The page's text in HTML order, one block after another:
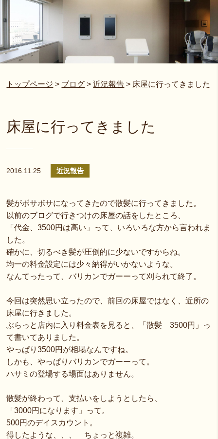
トップページ > ブログ >近況報告 > 床屋に行ってきました
床屋に行ってきました
2016.11.25 近況報告
髪がボサボサになってきたので散髪に行ってきました。
以前のブログで行きつけの床屋の話をしたところ、
「代金、3500円は高い」って、いろいろな方から言われま
した。
確かに、切るべき髪が圧倒的に少ないですからね。
均一の料金設定には少々納得がいかないような。
なんてったって、バリカンでガーーって刈られて終了。
今回は突然思い立ったので、前回の床屋ではなく、近所の
床屋に行きました。
ぶらっと店内に入り料金表を見ると、「散髪 3500円」っ
て書いてありました。
やっぱり3500円が相場なんですね。
しかも、やっぱりバリカンでガーーって。
ハサミの登場する場面はありません。
散髪が終わって、支払いをしようとしたら、
「3000円になります」って。
500円のデイスカウント。
得したような、、、 ちょっと複雑。